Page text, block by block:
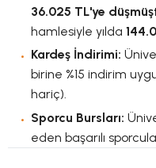
36.025 TL'ye
hamlesiyle yılda
Kardeş İndirimi:
birine %15 indirim
hariç).
Sporcu Bursları:
eden başarılı